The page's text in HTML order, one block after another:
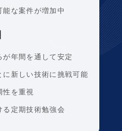
能な案件が増加中
が年間を通して安定
に新しい技術に挑戦可能
性を重視
る定期技術勉強会